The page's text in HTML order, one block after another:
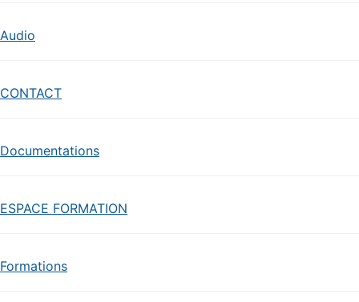
Audio
CONTACT
Documentations
ESPACE FORMATION
Formations